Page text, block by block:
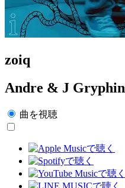
zoiq
Andre & J Gryphin
曲を視聴